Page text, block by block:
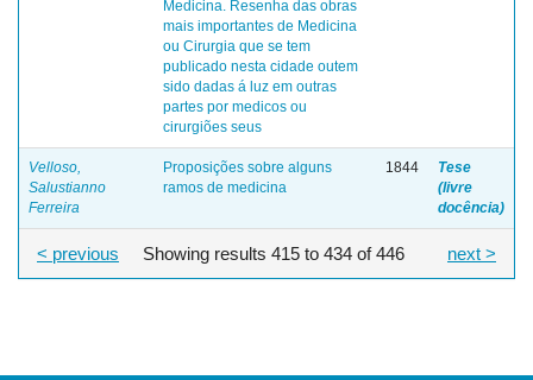
Medicina. Resenha das obras
mais importantes de Medicina
ou Cirurgia que se tem
publicado nesta cidade outem
sido dadas á luz em outras
partes por medicos ou
cirurgiões seus
Velloso,
Salustianno
Ferreira
Proposições sobre alguns
ramos de medicina
1844
Tese
(livre
docência)
Showing results 415 to 434 of 446
< previous next >